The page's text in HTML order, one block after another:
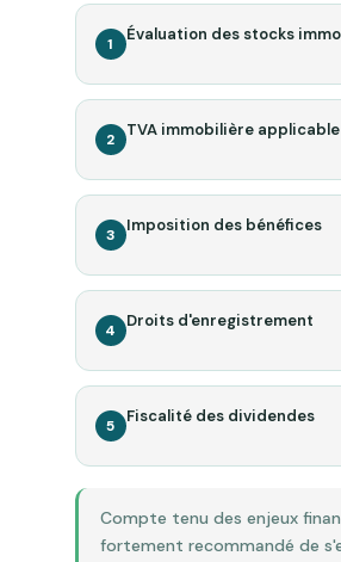
1 Évaluation des stocks
2 TVA immobilière applicable
3 Imposition des bénéfices
4 Droits d'enregistrement
5 Fiscalité des dividendes
Compte tenu des enjeux
fortement recommandé de